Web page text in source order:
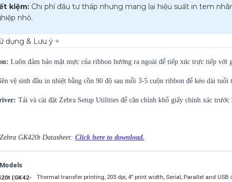
kiệm:Chi phí đầu tư thấp nhưng mang lại hiệu suất in tem
nhỏ.
dụng & Lưu ý +
Luôn đảm bảo mặt mực của ribbon hướng ra ngoài để tiếp xúc trực tiếp với
vệ sinh đầu in nhiệt bằng cồn 90 độ sau mỗi 3-5 cuộn ribbon để kéo dài tuổi
Tải và cài đặt Zebra Setup Utilities để căn chỉnh khổ giấy chính xác
GK420t Datasheet: Click here to download.
(GK42-
Thermal transfer printing, 203 dpi, 4" print width, Serial, Parallel and